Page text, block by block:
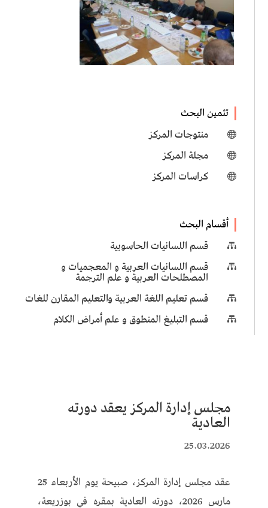
تثمين البحث
 منتوجات المركز
 مجلة المركز
 كراسات المركز
أقسام البحث
 قسم اللسانيات الحاسوبية
 قسم اللسانيات العربية و المعجميات و
المصطلحات العربية و علم الترجمة
 قسم تعليم اللغة العربية والتعليم المقارن للغات
 قسم التبليغ المنطوق و علم أمراض الكلام
مجلس إدارة المركز يعقد دورته
العادية
25.03.2026
عقد مجلس إدارة المركز، صبيحة يوم الأربعاء 25
مارس 2026، دورته العادية بمقره في بوزريعة،